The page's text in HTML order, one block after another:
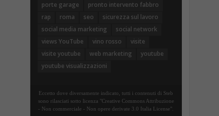
porte garage
pronto intervento fabbro
rap
roma seo
sicurezza sul lavoro
social media marketing
social network
views YouTube
vino rosso
visite
visite youtube
web marketing
youtube
youtube visualizzazioni
Eccetto dove diversamente indicato, tutti i contenuti di Steb
sono rilasciati sotto licenza "Creative Commons Attribuzione
- Non commerciale - Non opere derivate 3.0 Italia License".